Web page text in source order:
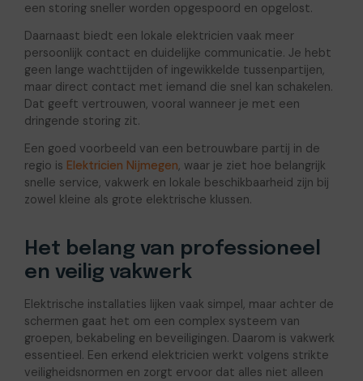
een storing sneller worden opgespoord en opgelost.
Daarnaast biedt een lokale elektricien vaak meer
persoonlijk contact en duidelijke communicatie. Je hebt
geen lange wachttijden of ingewikkelde tussenpartijen,
maar direct contact met iemand die snel kan schakelen.
Dat geeft vertrouwen, vooral wanneer je met een
dringende storing zit.
Een goed voorbeeld van een betrouwbare partij in de
regio is Elektricien Nijmegen, waar je ziet hoe belangrijk
snelle service, vakwerk en lokale beschikbaarheid zijn bij
zowel kleine als grote elektrische klussen.
Het belang van professioneel
en veilig vakwerk
Elektrische installaties lijken vaak simpel, maar achter de
schermen gaat het om een complex systeem van
groepen, bekabeling en beveiligingen. Daarom is vakwerk
essentieel. Een erkend elektricien werkt volgens strikte
veiligheidsnormen en zorgt ervoor dat alles niet alleen